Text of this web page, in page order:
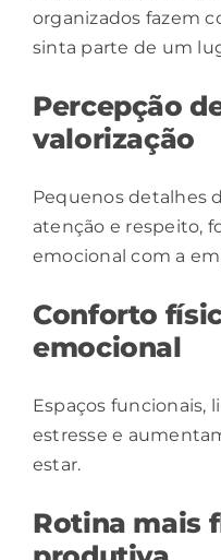
organizados fazem
sinta parte de um
Percepção
valorização
Pequenos detalhes
atenção e respeito,
emocional com a
Conforto
emocional
Espaços funcionais,
estresse e
estar.
Rotina mais